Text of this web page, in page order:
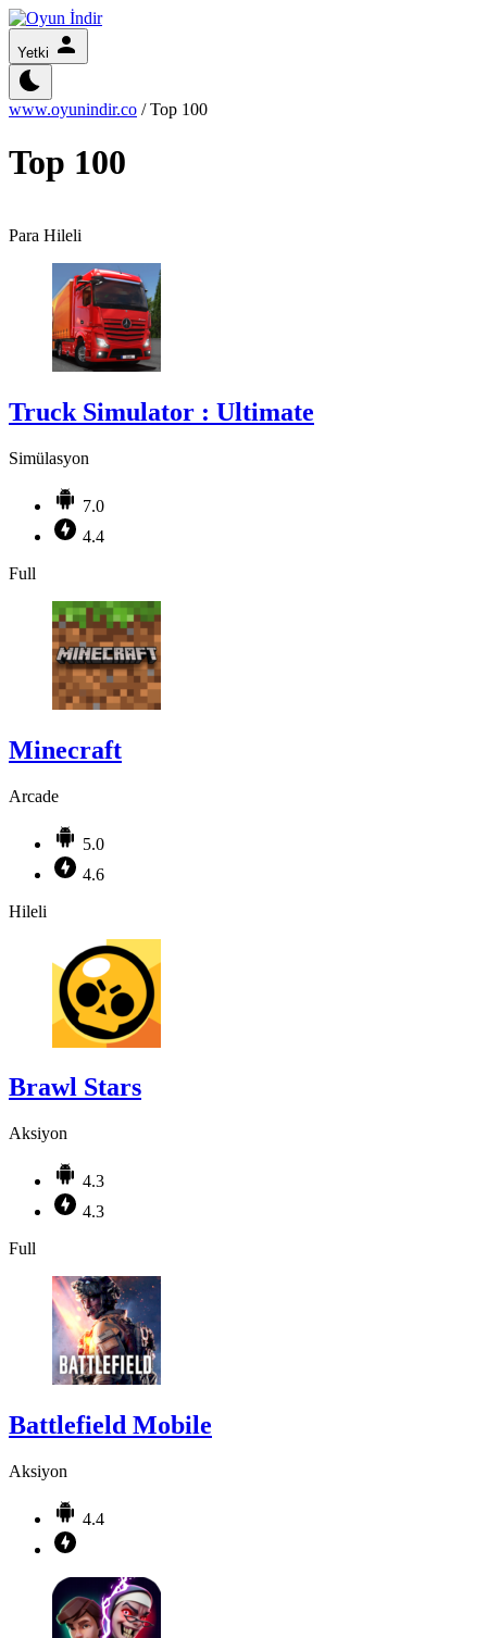
Yetki
www.oyunindir.co /Top 100
Top 100
Para Hileli
Truck Simulator : Ultimate
Simülasyon
7.0
4.4
Full
Minecraft
Arcade
5.0
4.6
Hileli
Brawl Stars
Aksiyon
4.3
4.3
Full
Battlefield Mobile
Aksiyon
4.4